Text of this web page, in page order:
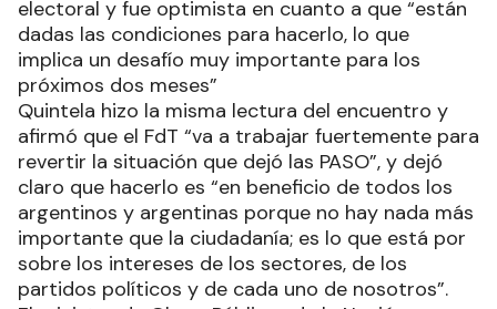
electoral y fue optimista en cuanto a que “están
dadas las condiciones para hacerlo, lo que
implica un desafío muy importante para los
próximos dos meses”
Quintela hizo la misma lectura del encuentro y
afirmó que el FdT “va a trabajar fuertemente para
revertir la situación que dejó las PASO”, y dejó
claro que hacerlo es “en beneficio de todos los
argentinos y argentinas porque no hay nada más
importante que la ciudadanía; es lo que está por
sobre los intereses de los sectores, de los
partidos políticos y de cada uno de nosotros”.